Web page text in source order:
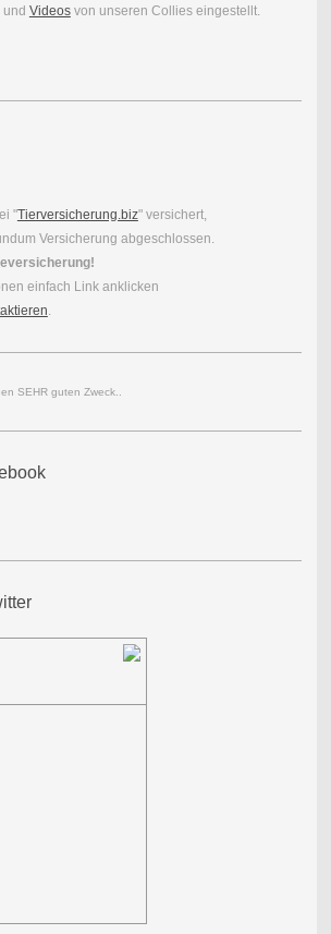
Videosvon unseren Collies eingestellt.
"Tierversicherung.biz" versichert,
Versicherung abgeschlossen.
einfach Link anklicken
.
SEHR guten Zweck..